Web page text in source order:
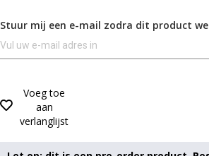
Stuur mij een e-mail zodra dit product
Voeg toe
aan
verlanglijst